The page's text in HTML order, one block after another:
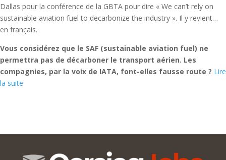
Dallas pour la conférence de la GBTA pour dire « We can’t rely on
sustainable aviation fuel to decarbonize the industry ». Il y revient…
en français.
Vous considérez que le SAF (sustainable aviation fuel) ne
permettra pas de décarboner le transport aérien. Les
compagnies, par la voix de IATA, font-elles fausse route ? Lire
la suite